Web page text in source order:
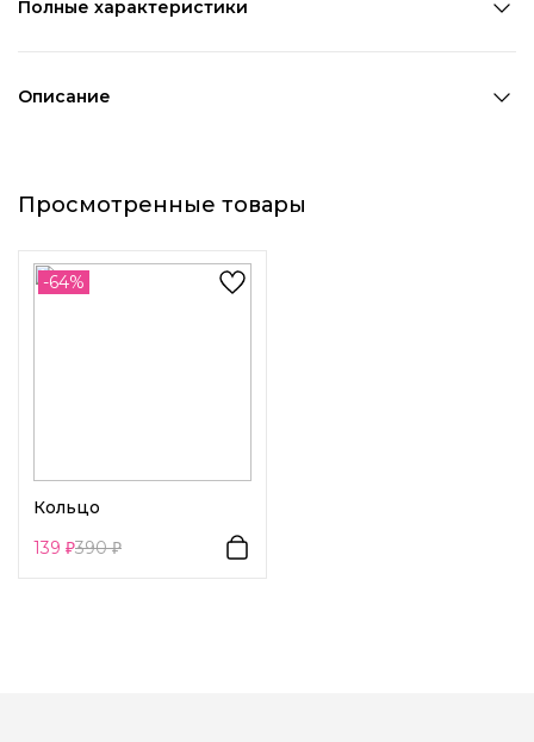
Полные характеристики
Ширина 2:0,4 см
Декоративный элемент 1:Животные
Описание
сделает акцент в однотонном.
Просмотренные товары
-64%
Кольцо
139
390